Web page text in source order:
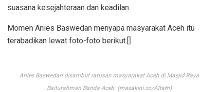
suasana kesejahteraan dan keadilan.
Momen Anies Baswedan menyapa masyarakat Aceh itu
terabadikan lewat foto-foto berikut.[]
Anies Baswedan disambut ratusan masyarakat Aceh di Masjid Raya
Baiturahman Banda Aceh. (masakini.co/Alfath)